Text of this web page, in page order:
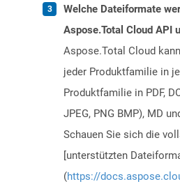
Welche Dateiformate
Aspose.Total Cloud API
Aspose.Total Cloud
jeder Produktfamilie in
Produktfamilie in PDF,
JPEG, PNG BMP), MD
Schauen Sie sich die
[unterstützten
(https://